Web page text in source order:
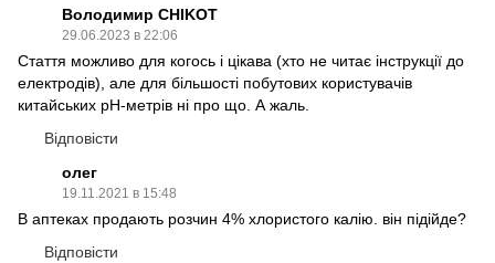
Володимир CHIKOT
29.06.2023 в 22:06
Стаття можливо для когось і цікава (хто не читає інструкції до
електродів), але для більшості побутових користувачів
китайських pH-метрів ні про що. А жаль.
Відповісти
олег
19.11.2021 в 15:48
В аптеках продають розчин 4% хлористого калію. він підійде?
Відповісти